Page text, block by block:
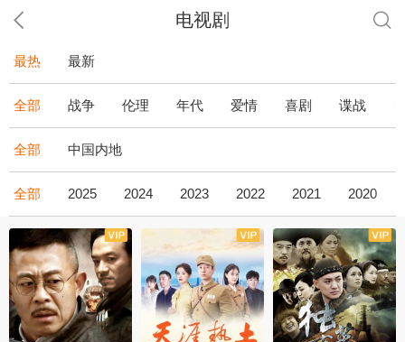
电视剧
最热 最新
全部 战争 伦理 年代 爱情 喜剧 谍战
全部 中国内地
全部 2025 2024 2023 2022 2021 2020
全43集 全36集 全34集